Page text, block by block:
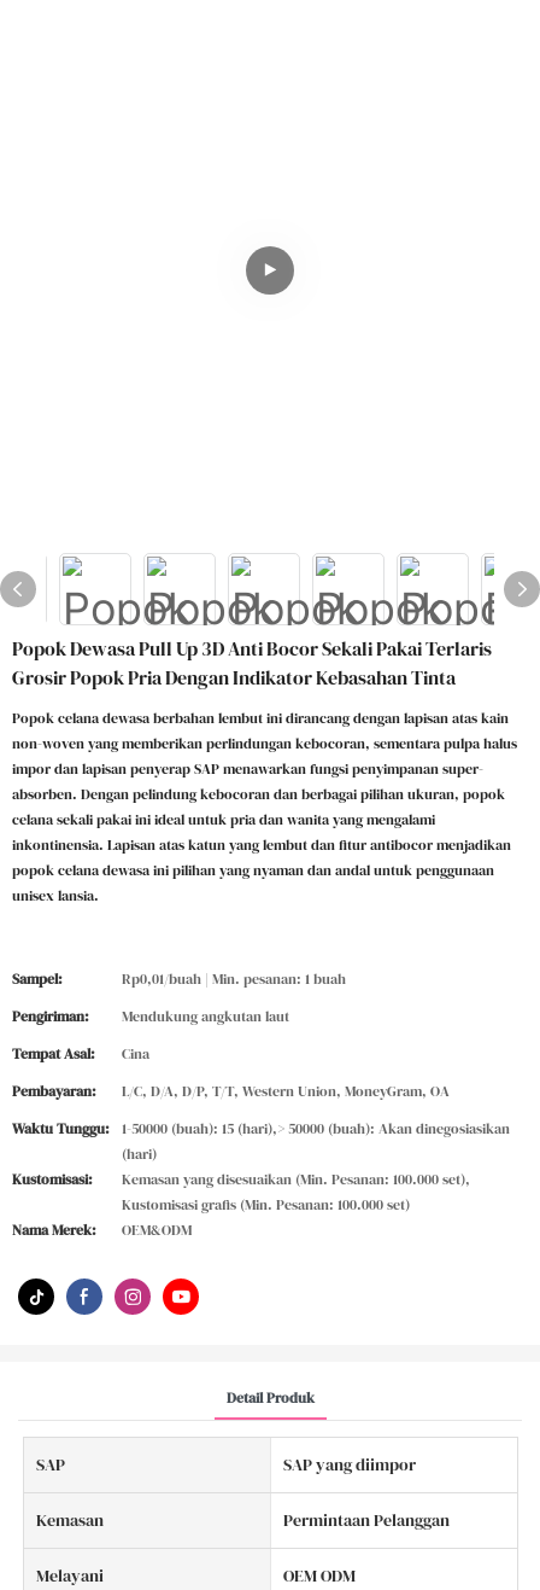
Popok Dewasa Pull Up 3D Anti Bocor Sekali Pakai Terlaris
Grosir Popok Pria Dengan Indikator Kebasahan Tinta
Popok celana dewasa berbahan lembut ini dirancang dengan lapisan atas kain
non-woven yang memberikan perlindungan kebocoran, sementara pulpa halus
impor dan lapisan penyerap SAP menawarkan fungsi penyimpanan super-
absorben. Dengan pelindung kebocoran dan berbagai pilihan ukuran, popok
celana sekali pakai ini ideal untuk pria dan wanita yang mengalami
inkontinensia. Lapisan atas katun yang lembut dan fitur antibocor menjadikan
popok celana dewasa ini pilihan yang nyaman dan andal untuk penggunaan
unisex lansia.
Sampel:
Rp0,01/buah | Min. pesanan: 1 buah
Pengiriman:
Mendukung angkutan laut
Tempat Asal:
Cina
Pembayaran:
L/C, D/A, D/P, T/T, Western Union, MoneyGram, OA
Waktu Tunggu:
1-50000 (buah): 15 (hari),> 50000 (buah): Akan dinegosiasikan
(hari)
Kustomisasi:
Kemasan yang disesuaikan (Min. Pesanan: 100.000 set),
Kustomisasi grafis (Min. Pesanan: 100.000 set)
Nama Merek:
OEM&ODM
Detail Produk
SAP SAP yang diimpor
Kemasan Permintaan Pelanggan
Melayani OEM ODM